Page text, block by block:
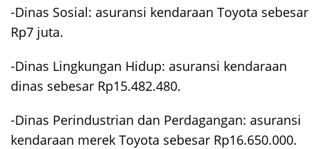
-Dinas Sosial: asuransi kendaraan Toyota sebesar
Rp7 juta.
-Dinas Lingkungan Hidup: asuransi kendaraan
dinas sebesar Rp15.482.480.
-Dinas Perindustrian dan Perdagangan: asuransi
kendaraan merek Toyota sebesar Rp16.650.000.